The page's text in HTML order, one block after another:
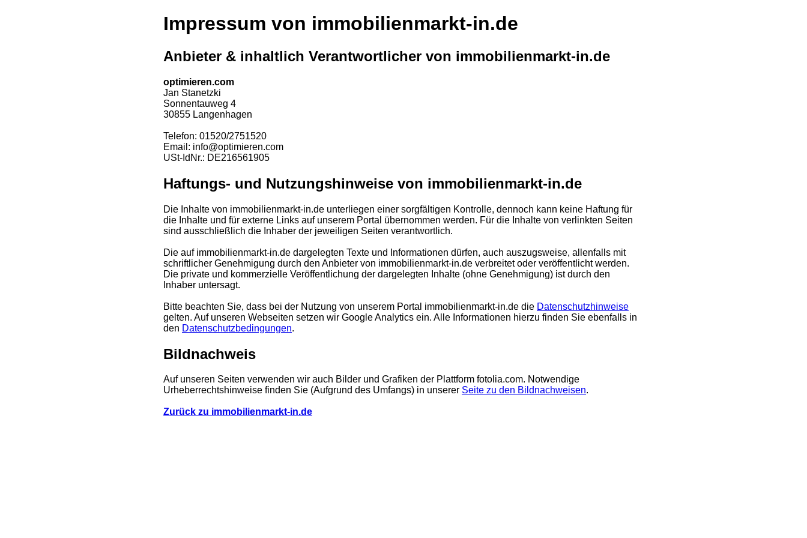
Impressum von immobilienmarkt-in.de
Anbieter & inhaltlich Verantwortlicher von immobilienmarkt-in.de
optimieren.com
Jan Stanetzki
Sonnentauweg 4
30855 Langenhagen
Telefon: 01520/2751520
Email: info@optimieren.com
USt-IdNr.: DE216561905
Haftungs- und Nutzungshinweise von immobilienmarkt-in.de
Die Inhalte von immobilienmarkt-in.de unterliegen einer sorgfältigen Kontrolle, dennoch kann keine Haftung für
die Inhalte und für externe Links auf unserem Portal übernommen werden. Für die Inhalte von verlinkten Seiten
sind ausschließlich die Inhaber der jeweiligen Seiten verantwortlich.
Die auf immobilienmarkt-in.de dargelegten Texte und Informationen dürfen, auch auszugsweise, allenfalls mit
schriftlicher Genehmigung durch den Anbieter von immobilienmarkt-in.de verbreitet oder veröffentlicht werden.
Die private und kommerzielle Veröffentlichung der dargelegten Inhalte (ohne Genehmigung) ist durch den
Inhaber untersagt.
Bitte beachten Sie, dass bei der Nutzung von unserem Portal immobilienmarkt-in.de die Datenschutzhinweise
gelten. Auf unseren Webseiten setzen wir Google Analytics ein. Alle Informationen hierzu finden Sie ebenfalls in
den Datenschutzbedingungen.
Bildnachweis
Auf unseren Seiten verwenden wir auch Bilder und Grafiken der Plattform fotolia.com. Notwendige
Urheberrechtshinweise finden Sie (Aufgrund des Umfangs) in unserer Seite zu den Bildnachweisen.
Zurück zu immobilienmarkt-in.de